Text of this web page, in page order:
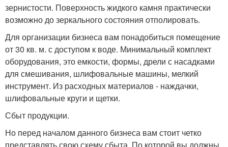
зернистости. Поверхность жидкого камня практически
возможно до зеркального состояния отполировать.
Для организации бизнеса вам понадобиться помещение
от 30 кв. м. с доступом к воде. Минимальный комплект
оборудования, это емкости, формы, дрели с насадками
для смешивания, шлифовальные машины, мелкий
инструмент. Из расходных материалов - наждачки,
шлифовальные круги и щетки.
Сбыт продукции.
Но перед началом данного бизнеса вам стоит четко
представлять свою схему сбыта. По которой вы должны